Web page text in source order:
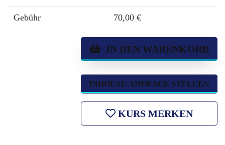
Gebühr 70,00 €
IN DEN WARENKORB
INHOUSE-ANFRAGE STELLEN
KURS MERKEN